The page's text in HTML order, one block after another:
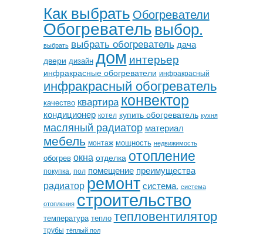
Как выбрать Обогреватели
Обогревательвыбор.
выбрать выбрать обогреватель дача
двери дизайн дом интерьер
инфракрасные обогреватели инфракрасный
инфракрасный обогреватель
качество квартираконвектор
кондиционер котел купить обогреватель кухня
масляный радиатор материал
мебель монтаж мощность недвижимость
обогрев окна отделка отопление
покупка. пол помещение преимущества
радиатор ремонт система. система
отопления строительство
температура тепло тепловентилятор
трубы тёплый пол